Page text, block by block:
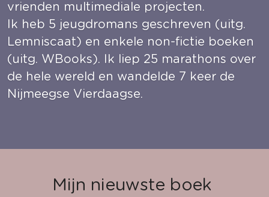
vrienden multimediale projecten.
Ik heb 5 jeugdromans geschreven (uitg.
Lemniscaat) en enkele non-fictie boeken
(uitg. WBooks). Ik liep 25 marathons over
de hele wereld en wandelde 7 keer de
Nijmeegse Vierdaagse.